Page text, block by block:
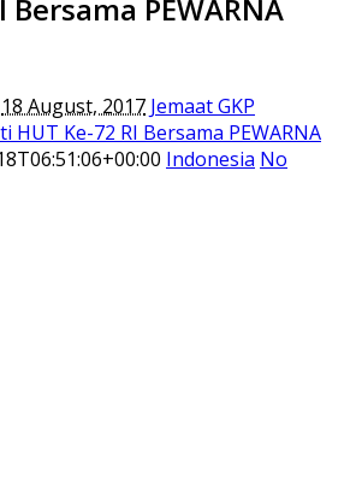
Bersama PEWARNA
18 August, 2017 Jemaat GKP
HUT Ke-72 RI Bersama PEWARNA
Indonesia No